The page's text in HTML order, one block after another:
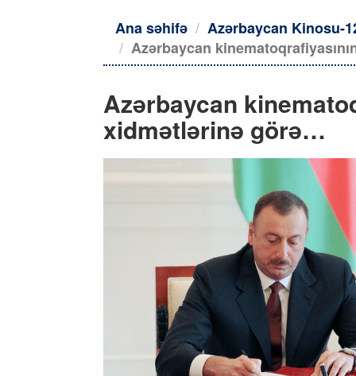
Ana səhifə
Azərbaycan Kinosu-
Azərbaycan
Azərbaycan
xidmətlərinə görə…